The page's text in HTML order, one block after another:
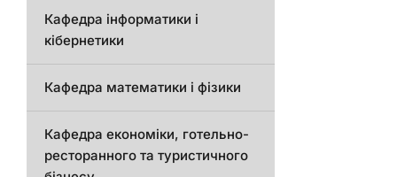
Кафедра інформатики і
кібернетики
Кафедра математики і фізики
Кафедра економіки, готельно-
ресторанного та туристичного